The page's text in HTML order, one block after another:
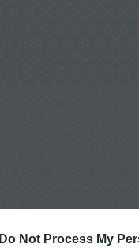
Do Not Process My